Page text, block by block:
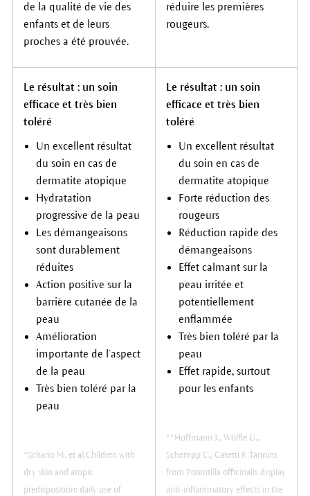
de la qualité de vie des
enfants et de leurs
proches a été prouvée.
réduire les premières
rougeurs.
Le résultat : un soin
efficace et très bien
toléré
Un excellent résultat
du soin en cas de
dermatite atopique
Hydratation
progressive de la peau
Les démangeaisons
sont durablement
réduites
Action positive sur la
barrière cutanée de la
peau
Amélioration
importante de l’aspect
de la peau
Très bien toléré par la
peau
*Schario M. et al.Children with
dry skin and atopic
predisposition: daily use of
Le résultat : un soin
efficace et très bien
toléré
Un excellent résultat
du soin en cas de
dermatite atopique
Forte réduction des
rougeurs
Réduction rapide des
démangeaisons
Effet calmant sur la
peau irritée et
potentiellement
enflammée
Très bien toléré par la
peau
Effet rapide, surtout
pour les enfants
**Hoffmann J., Wölfle U.,
Schempp C., Casetti F. Tannins
from Potentilla officinalis display
anti-inflammatory effects in the